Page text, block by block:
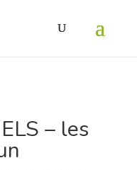
– les